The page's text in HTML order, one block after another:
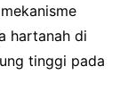
hartanah di
tinggi pada